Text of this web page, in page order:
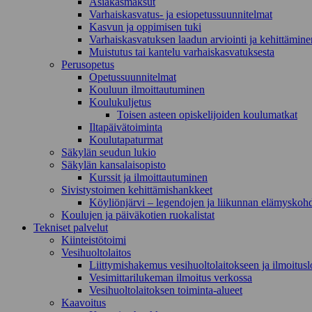
Varhaiskasvatus- ja esiopetussuunnitelmat
Kasvun ja oppimisen tuki
Varhaiskasvatuksen laadun arviointi ja
Muistutus tai kantelu varhaiskasvatuksesta
Perusopetus
Opetussuunnitelmat
Kouluun ilmoittautuminen
Koulukuljetus
Toisen asteen opiskelijoiden koulumatkat
Iltapäivätoiminta
Koulutapaturmat
Säkylän seudun lukio
Säkylän kansalaisopisto
Kurssit ja ilmoittautuminen
Sivistystoimen kehittämishankkeet
Köyliönjärvi – legendojen ja liikunnan
Koulujen ja päiväkotien ruokalistat
Tekniset palvelut
Kiinteistötoimi
Vesihuoltolaitos
Liittymishakemus vesihuoltolaitokseen ja
Vesimittarilukeman ilmoitus verkossa
Vesihuoltolaitoksen toiminta-alueet
Kaavoitus